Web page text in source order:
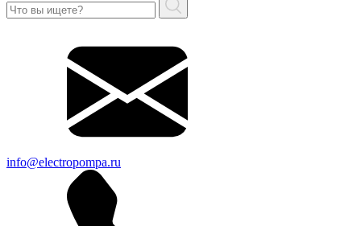
info@electropompa.ru